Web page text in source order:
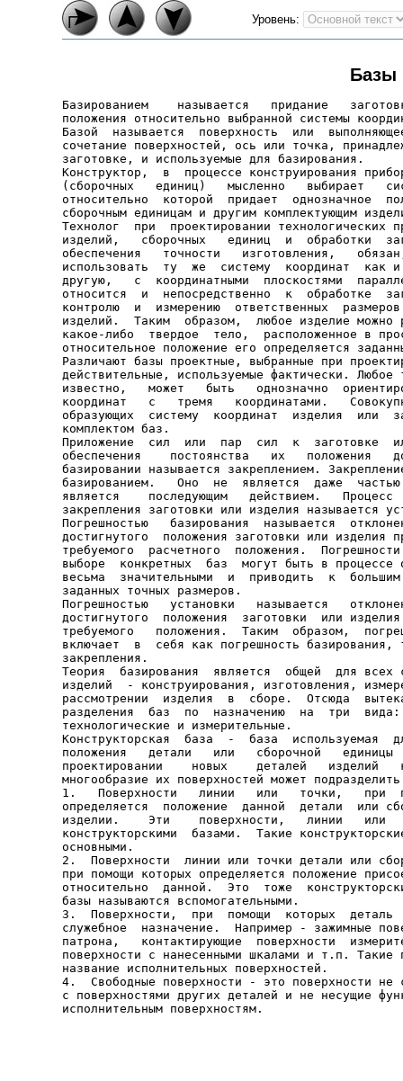
Уровень:
Базы
Базированием    называется   придание
положения относительно выбранной системы
Базой  называется  поверхность  или
сочетание поверхностей, ось или точка,
заготовке, и используемые для базирования.
Конструктор,  в  процессе конструирования
(сборочных   единиц)   мысленно   выбирает
относительно  которой  придает  однозначное
сборочным единицам и другим комплектующим
Технолог  при  проектировании технологических
изделий,   сборочных   единиц  и  обработки
обеспечения   точности   изготовления,
использовать  ту  же  систему  координат  как и
другую,   с  координатными  плоскостями
относится  и  непосредственно  к  обработке
контролю  и  измерению  ответственных
изделий.  Таким  образом,  любое изделие можно
какое-либо  твердое  тело,  расположенное в
относительное положение его определяется
Различают базы проектные, выбранные при
действительные, используемые фактически.
известно,   может   быть   однозначно
координат   с   тремя   координатами.
образующих  систему  координат  изделия  или
комплектом баз.
Приложение  сил  или  пар  сил  к  заготовке
обеспечения    постоянства   их   положения
базировании называется закреплением.
базированием.   Оно  не  является  даже
является    последующим   действием.
закрепления заготовки или изделия называется
Погрешностью   базирования  называется
достигнутого  положения заготовки или изделия
требуемого  расчетного  положения.
выборе  конкретных  баз  могут быть в процессе
весьма  значительными  и  приводить  к
заданных точных размеров.
Погрешностью   установки   называется
достигнутого  положения  заготовки  или
требуемого   положения.  Таким  образом,
включает  в  себя как погрешность базирования,
закрепления.
Теория  базирования  является  общей  для всех
изделий  - конструирования, изготовления,
рассмотрении  изделия  в  сборе.  Отсюда
разделения  баз  по  назначению  на  три  вида:
технологические и измерительные.
Конструкторская  база  -  база  используемая
положения   детали   или   сборочной
проектировании    новых    деталей   изделий
многообразие их поверхностей может
1.   Поверхности   линии   или   точки,   при
определяется  положение  данной  детали  или
изделии.    Эти    поверхности,   линии   или
конструкторскими  базами.  Такие
основными.
2.  Поверхности  линии или точки детали или
при помощи которых определяется положение
относительно  данной.  Это  тоже
базы называются вспомогательными.
3.  Поверхности,  при  помощи  которых  деталь
служебное  назначение.  Например - зажимные
патрона,   контактирующие  поверхности
поверхности с нанесенными шкалами и т.п. Такие
название исполнительных поверхностей.
4.  Свободные поверхности - это поверхности не
с поверхностями других деталей и не несущие
исполнительным поверхностям.